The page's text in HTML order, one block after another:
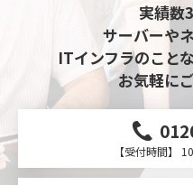
実績数
サーバーや
ITインフラのこと
お気軽に
【受付時間】